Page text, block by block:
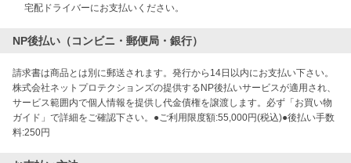
宅配ドライバーにお支払いください。
NP後払い（コンビニ・郵便局・銀行）
請求書は商品とは別に郵送されます。発行から14日以内にお支払い下さい。
株式会社ネットプロテクションズの提供するNP後払いサービスが適用され、
サービス範囲内で個人情報を提供し代金債権を譲渡します。必ず「お買い物
ガイド」で詳細をご確認下さい。●ご利用限度額:55,000円(税込)●後払い手数
料:250円